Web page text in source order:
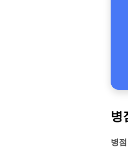
병
병